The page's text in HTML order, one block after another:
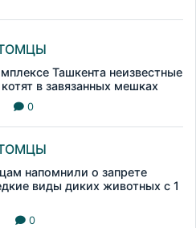
Ташкента неизвестные
в завязанных мешках
0
напомнили о запрете
виды диких животных с 1
0